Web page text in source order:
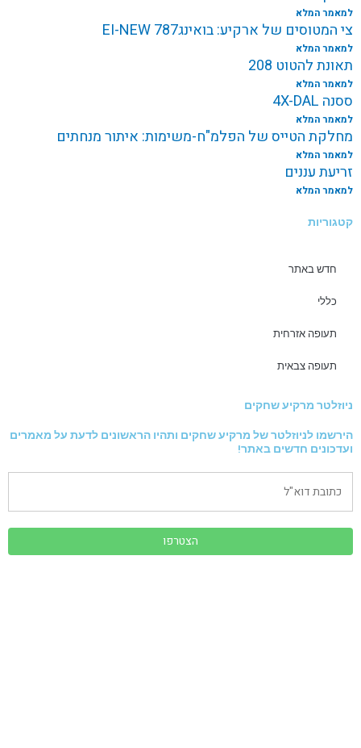
למאמר המלא
צי המטוסים של ארקיע: בואינג787 EI-NEW
למאמר המלא
תאונת להטוט 208
למאמר המלא
ססנה 4X-DAL
למאמר המלא
מחלקת הטייס של הפלמ"ח-משימות: איתור מנחתים
למאמר המלא
זריעת עננים
למאמר המלא
קטגוריות
חדש באתר
כללי
תעופה אזרחית
תעופה צבאית
ניוזלטר מרקיע שחקים
הירשמו לניוזלטר של מרקיע שחקים ותהיו הראשונים לדעת על מאמרים
ועדכונים חדשים באתר!